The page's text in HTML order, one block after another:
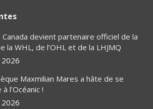
Canada devient partenaire officiel de la
la WHL, de l’OHL et de la LHJMQ
Maxmilian Mares a hâte de se
l’Océanic !